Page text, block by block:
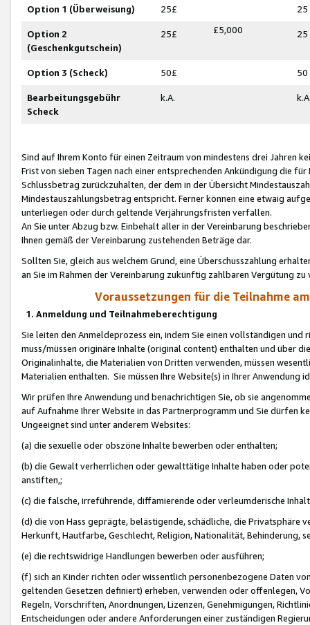
Option 1 (Überweisung) 25£ 25
Option 2
(Geschenkgutschein)
25£ £5,000 25
Option 3 (Scheck) 50£ 50
Bearbeitungsgebühr
Scheck
k.A.
Sind auf Ihrem Konto für einen Zeitraum von mindestens drei Jahren
Frist von sieben Tagen nach einer entsprechenden Ankündigung die
Schlussbetrag zurückzuhalten, der dem in der Übersicht
Mindestauszahlungsbetrag entspricht. Ferner können eine etwaig
unterliegen oder durch geltende Verjährungsfristen verfallen.
An Sie unter Abzug bzw. Einbehalt aller in der Vereinbarung
Ihnen gemäß der Vereinbarung zustehenden Beträge dar.
Sollten Sie, gleich aus welchem Grund, eine Überschusszahlung
an Sie im Rahmen der Vereinbarung zukünftig zahlbaren Vergütung zu
Voraussetzungen für die Teilnahme
1. Anmeldung und Teilnahmeberechtigung
Sie leiten den Anmeldeprozess ein, indem Sie einen vollständigen
muss/müssen originäre Inhalte (original content) enthalten und über
Originalinhalte, die Materialien von Dritten verwenden, müssen
Materialien enthalten. Sie müssen Ihre Website(s) in Ihrer Anwendung
Wir prüfen Ihre Anwendung und benachrichtigen Sie, ob sie
auf Aufnahme Ihrer Website in das Partnerprogramm und Sie dürfen
Ungeeignet sind unter anderem Websites:
(a) die sexuelle oder obszöne Inhalte bewerben oder enthalten;
(b) die Gewalt verherrlichen oder gewalttätige Inhalte haben oder
anstiften,;
(c) die falsche, irreführende, diffamierende oder verleumderische
(d) die von Hass geprägte, belästigende, schädliche, die Privatsphäre
Herkunft, Hautfarbe, Geschlecht, Religion, Nationalität, Behinderung,
(e) die rechtswidrige Handlungen bewerben oder ausführen;
(f) sich an Kinder richten oder wissentlich personenbezogene Daten
geltenden Gesetzen definiert) erheben, verwenden oder offenlegen,
Regeln, Vorschriften, Anordnungen, Lizenzen, Genehmigungen,
Entscheidungen oder andere Anforderungen einer zuständigen